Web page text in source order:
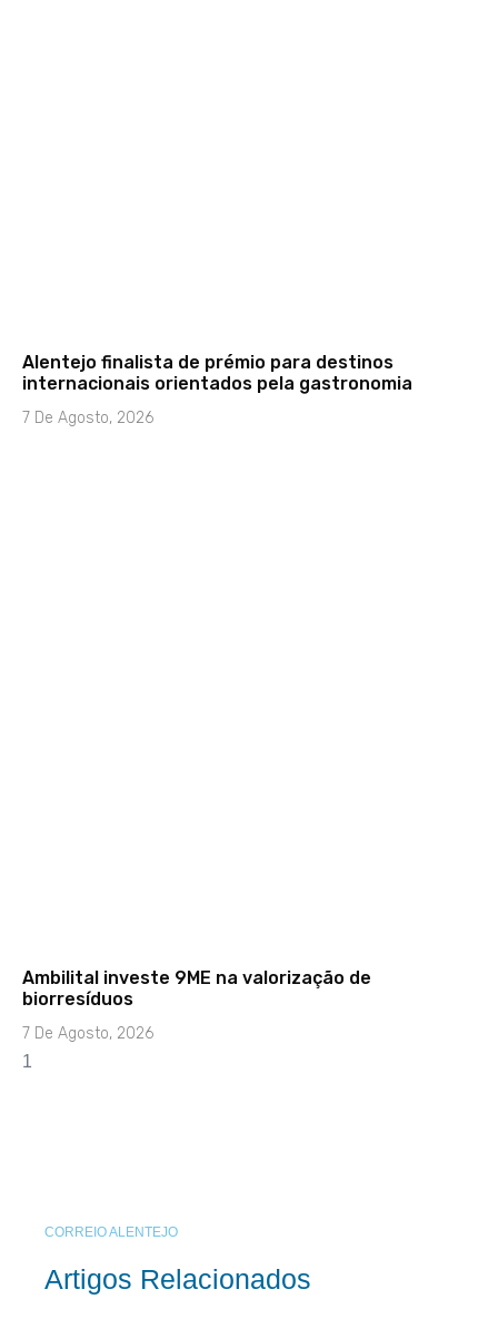
Alentejo finalista de prémio para destinos
internacionais orientados pela gastronomia
7 De Agosto, 2026
Ambilital investe 9ME na valorização de
biorresíduos
7 De Agosto, 2026
CORREIO ALENTEJO
Artigos Relacionados